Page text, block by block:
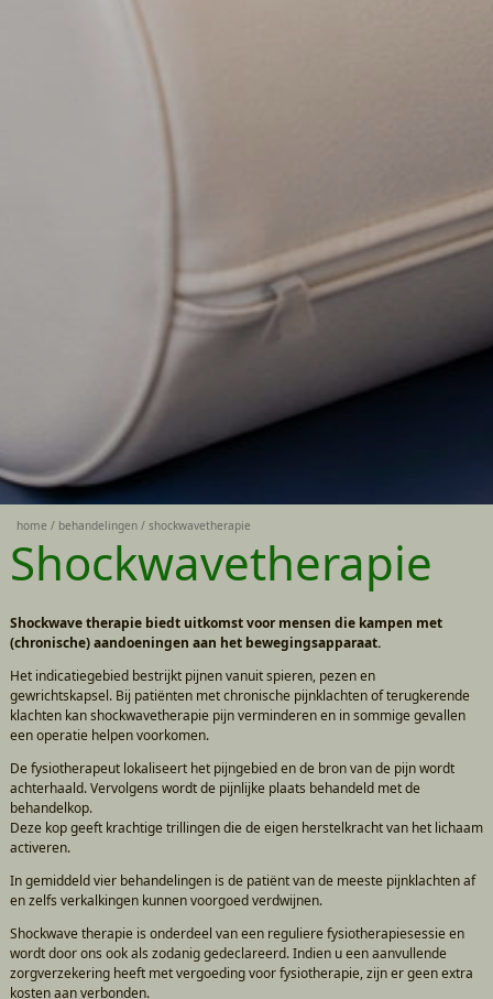
home behandelingen shockwavetherapie
Shockwavetherapie
Shockwave therapie biedt uitkomst voor mensen die kampen met
(chronische) aandoeningen aan het bewegingsapparaat.
Het indicatiegebied bestrijkt pijnen vanuit spieren, pezen en
gewrichtskapsel. Bij patiënten met chronische pijnklachten of terugkerende
klachten kan shockwavetherapie pijn verminderen en in sommige gevallen
een operatie helpen voorkomen.
De fysiotherapeut lokaliseert het pijngebied en de bron van de pijn wordt
achterhaald. Vervolgens wordt de pijnlijke plaats behandeld met de
behandelkop.
Deze kop geeft krachtige trillingen die de eigen herstelkracht van het lichaam
activeren.
In gemiddeld vier behandelingen is de patiënt van de meeste pijnklachten af
en zelfs verkalkingen kunnen voorgoed verdwijnen.
Shockwave therapie is onderdeel van een reguliere fysiotherapiesessie en
wordt door ons ook als zodanig gedeclareerd. Indien u een aanvullende
zorgverzekering heeft met vergoeding voor fysiotherapie, zijn er geen extra
kosten aan verbonden.